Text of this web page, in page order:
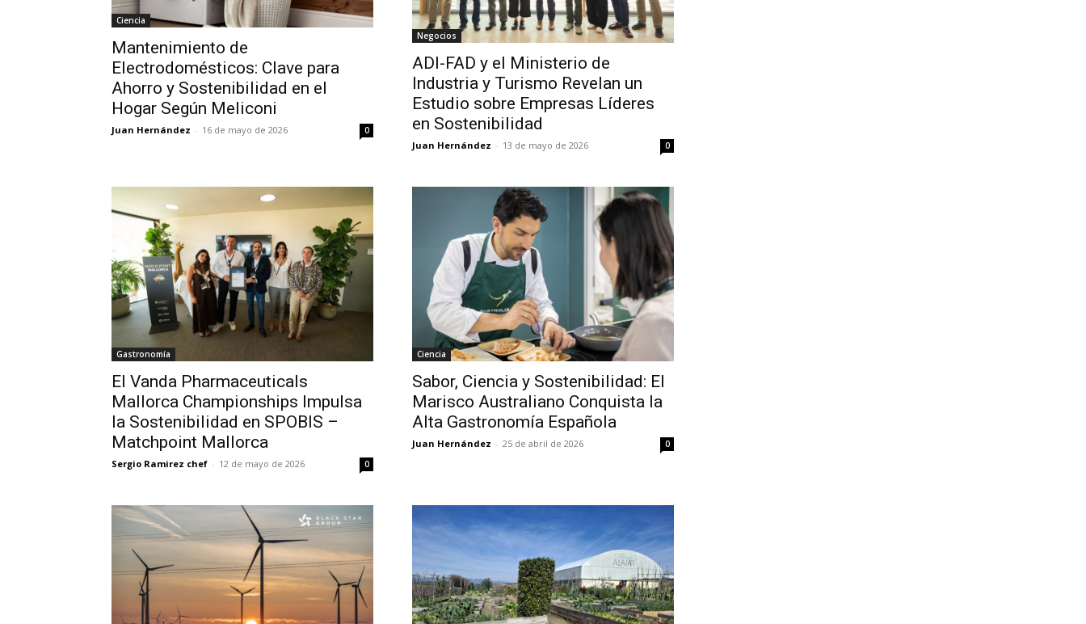
Ciencia
Mantenimiento de
Electrodomésticos: Clave para
Ahorro y Sostenibilidad en el
Hogar Según Meliconi
Juan Hernández - 16 de mayo de 2026 0
Negocios
ADI-FAD y el Ministerio de
Industria y Turismo Revelan un
Estudio sobre Empresas Líderes
en Sostenibilidad
Juan Hernández - 13 de mayo de 2026 0
Gastronomía
El Vanda Pharmaceuticals
Mallorca Championships Impulsa
la Sostenibilidad en SPOBIS –
Matchpoint Mallorca
Sergio Ramirez chef - 12 de mayo de 2026 0
Ciencia
Sabor, Ciencia y Sostenibilidad: El
Marisco Australiano Conquista la
Alta Gastronomía Española
Juan Hernández - 25 de abril de 2026 0